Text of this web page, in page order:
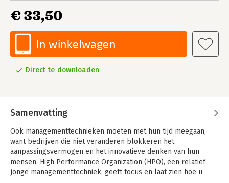
€ 33,50
In winkelwagen
Direct te downloaden
Samenvatting
Ook managementtechnieken moeten met hun tijd meegaan,
want bedrijven die niet veranderen blokkeren het
aanpassingsvermogen en het innovatieve denken van hun
mensen. High Performance Organization (HPO), een relatief
jonge managementtechniek, geeft focus en laat zien hoe u